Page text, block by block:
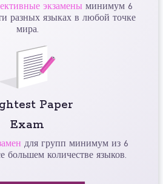
экзамены минимум 6
разных языках в любой точке
мира.
Paper
Exam
для групп минимум из 6
большем количестве языков.